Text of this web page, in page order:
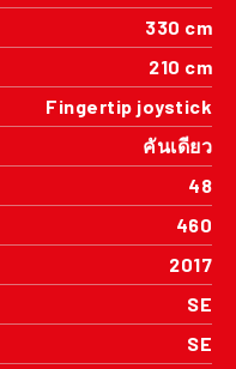
330 cm
210 cm
Fingertip joystick
คันเดียว
48
460
2017
SE
SE